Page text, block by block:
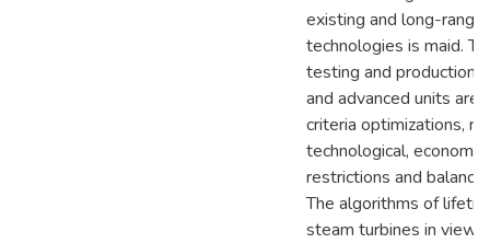
existing and long-rang
technologies is maid.
testing and production
and advanced units are
criteria optimizations,
technological,
restrictions and
The algorithms of
steam turbines in view